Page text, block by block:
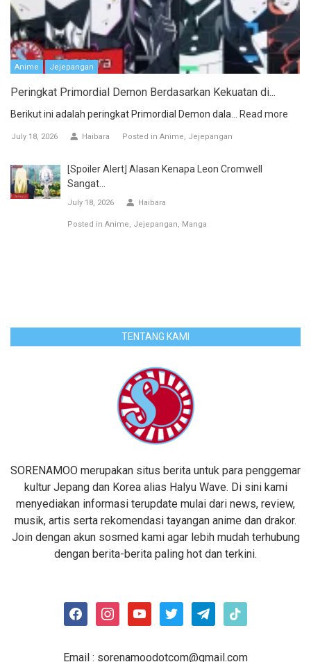
Anime Jejepangan
Peringkat Primordial Demon Berdasarkan Kekuatan di...
Berikut ini adalah peringkat Primordial Demon dala... Read more
July 18, 2026 Haibara Posted in Anime Jejepangan
[Spoiler Alert] Alasan Kenapa Leon Cromwell
Sangat...
July 18, 2026 Haibara
Posted in Anime Jejepangan Manga
TENTANG KAMI
SORENAMOO merupakan situs berita untuk para penggemar
kultur Jepang dan Korea alias Halyu Wave. Di sini kami
menyediakan informasi terupdate mulai dari news, review,
musik, artis serta rekomendasi tayangan anime dan drakor.
Join dengan akun sosmed kami agar lebih mudah terhubung
dengan berita-berita paling hot dan terkini.
facebookinstagramyoutubetwitter telegramtiktok
Email : sorenamoodotcom@gmail.com